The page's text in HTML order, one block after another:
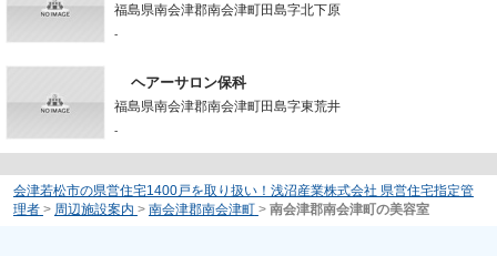
福島県南会津郡南会津町田島字北下原
-
ヘアーサロン保科
福島県南会津郡南会津町田島字東荒井
-
会津若松市の県営住宅1400戸を取り扱い！浅沼産業株式会社 県営住宅指定管
理者 > 周辺施設案内 > 南会津郡南会津町 > 南会津郡南会津町の美容室